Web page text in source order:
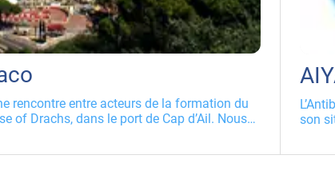
rencontre entre acteurs de la formation du
of Drachs, dans le port de Cap d’Ail. Nous
son